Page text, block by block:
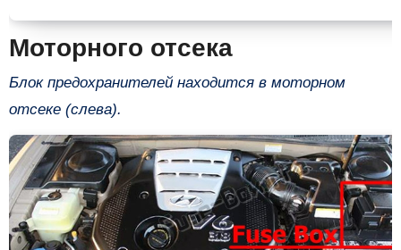
Моторного отсека
Блок предохранителей находится в моторном
отсеке (слева).